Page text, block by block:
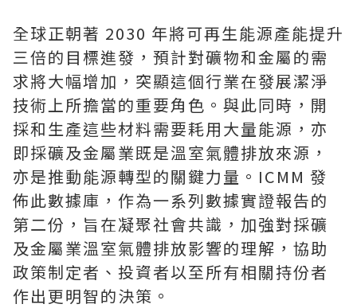
全球正朝著 2030 年將可再生能源產能提升
三倍的目標進發，預計對礦物和金屬的需
求將大幅增加，突顯這個行業在發展潔淨
技術上所擔當的重要角色。與此同時，開
採和生產這些材料需要耗用大量能源，亦
即採礦及金屬業既是溫室氣體排放來源，
亦是推動能源轉型的關鍵力量。ICMM 發
佈此數據庫，作為一系列數據實證報告的
第二份，旨在凝聚社會共識，加強對採礦
及金屬業溫室氣體排放影響的理解，協助
政策制定者、投資者以至所有相關持份者
作出更明智的決策。